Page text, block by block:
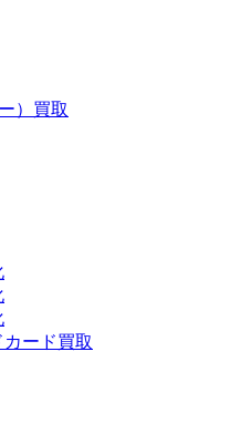
）買取
ード買取